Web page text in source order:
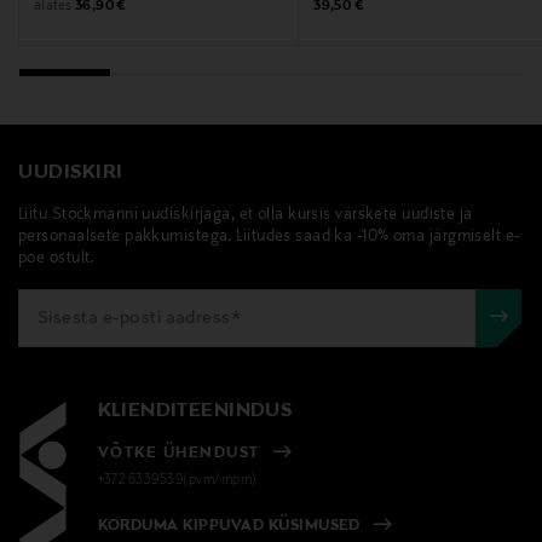
lõhnapihustus
alates Original Price
36,90 €
Original Price
39,50 €
UUDISKIRI
Liitu Stockmanni uudiskirjaga, et olla kursis värskete uudiste ja
personaalsete pakkumistega. Liitudes saad ka -10% oma järgmiselt e-
poe ostult.
KLIENDITEENINDUS
VÕTKE ÜHENDUST
+372 6339539(pvm/mpm)
KORDUMA KIPPUVAD KÜSIMUSED